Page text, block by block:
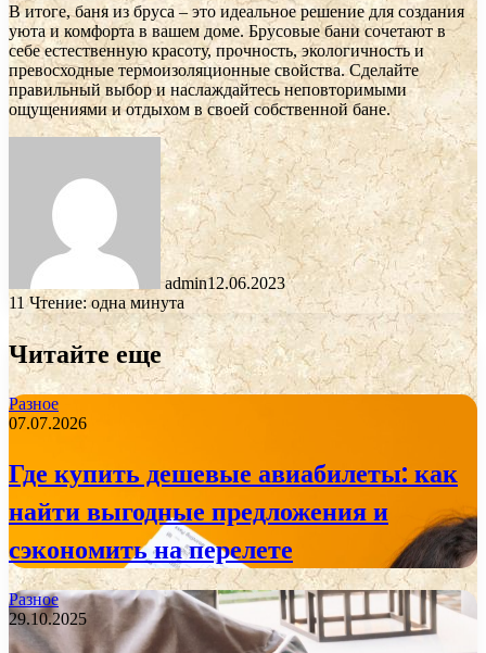
В итоге, баня из бруса – это идеальное решение для создания
уюта и комфорта в вашем доме. Брусовые бани сочетают в
себе естественную красоту, прочность, экологичность и
превосходные термоизоляционные свойства. Сделайте
правильный выбор и наслаждайтесь неповторимыми
ощущениями и отдыхом в своей собственной бане.
admin12.06.2023
11Чтение: одна минута
Читайте еще
Разное
07.07.2026
Где купить дешевые авиабилеты: как
найти выгодные предложения и
сэкономить на перелете
Разное
29.10.2025